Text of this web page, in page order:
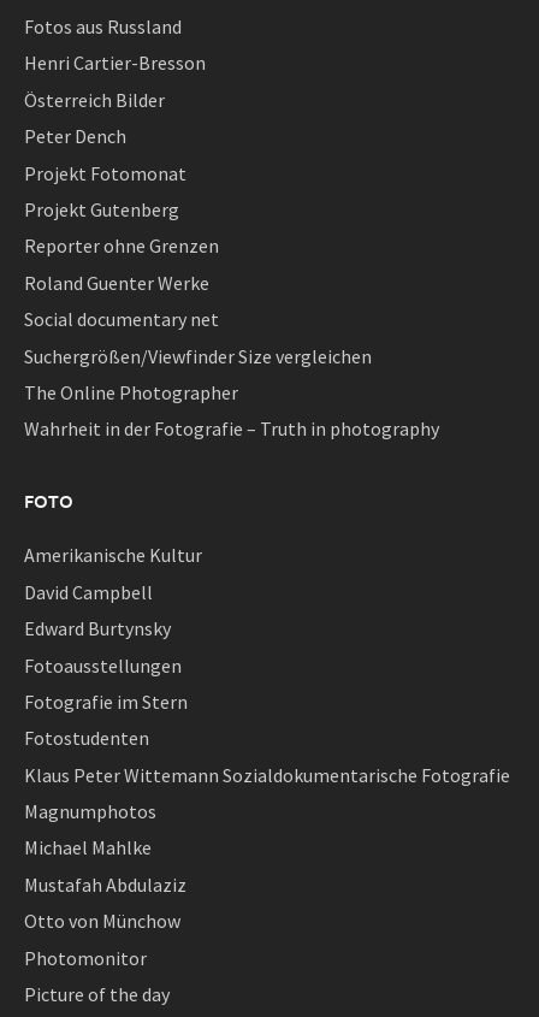
Fotos aus Russland
Henri Cartier-Bresson
Österreich Bilder
Peter Dench
Projekt Fotomonat
Projekt Gutenberg
Reporter ohne Grenzen
Roland Guenter Werke
Social documentary net
Suchergrößen/Viewfinder Size vergleichen
The Online Photographer
Wahrheit in der Fotografie – Truth in photography
FOTO
Amerikanische Kultur
David Campbell
Edward Burtynsky
Fotoausstellungen
Fotografie im Stern
Fotostudenten
Klaus Peter Wittemann Sozialdokumentarische Fotografie
Magnumphotos
Michael Mahlke
Mustafah Abdulaziz
Otto von Münchow
Photomonitor
Picture of the day